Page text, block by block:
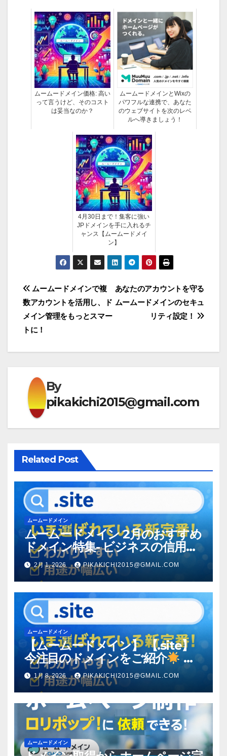
ムームードメイン価格: 高い
って言うけど、そのコスト
は妥当なのか？
ムームードメインとWixの
パワフルな連携で、あなた
のウェブサイトを次のレベ
ルへ導きましょう！
4月30日まで！集客に強い
JPドメインを手に入れるチ
ャンス【ムームードメイ
ン】
投
稿
ナ
ビ
ゲ
ー
シ
ン
あなたのアカウントを守る
ムームードメインのセキュ
リティ設定！
ムームードメインで複
数アカウントを活用し、ド
メイン管理をもっとスマー
トに！
By
pikakichi2015@gmail.com
Related Post
ムームードメイン
ムームードメイン 2月のおすすめ
ドメイン特集- ビジネスの信用を
築く――そのすべての起点となる
のが独自ドメイン
2月 1, 2026 PIKAKICHI2015@GMAIL.COM
ムームードメイン
【ムームードメイン】 【.site】
今注目のドメインをご紹介
何
をするサイトか”が一目で伝わ
る。いま選ばれている新定番ドメ
イン
1月 8, 2026 PIKAKICHI2015@GMAIL.COM
ムームードメイン